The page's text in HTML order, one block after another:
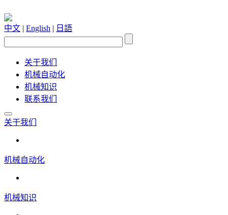
中文 | English | 日語
关于我们
机械自动化
机械知识
联系我们
关于我们
机械自动化
机械知识